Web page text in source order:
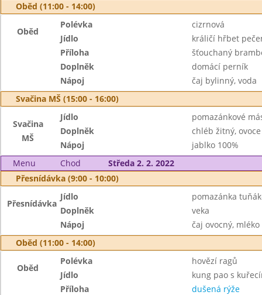
Oběd (11:00 - 14:00)
Oběd
Polévka
cizrnová
Jídlo
králičí hřbet
Příloha
šťouchaný
Doplněk
domácí perník
Nápoj
čaj bylinný, voda
Svačina MŠ (15:00 - 16:00)
Svačina
MŠ
Jídlo
pomazánkové
Doplněk
chléb žitný, ovoce
Nápoj
jablko 100%
Menu
Chod
Středa 2. 2. 2022
Přesnídávka (9:00 - 10:00)
Přesnídávka
Jídlo
pomazánka
Doplněk
veka
Nápoj
čaj ovocný, mléko
Oběd (11:00 - 14:00)
Oběd
Polévka
hovězí ragů
Jídlo
kung pao s
Příloha
dušená rýže